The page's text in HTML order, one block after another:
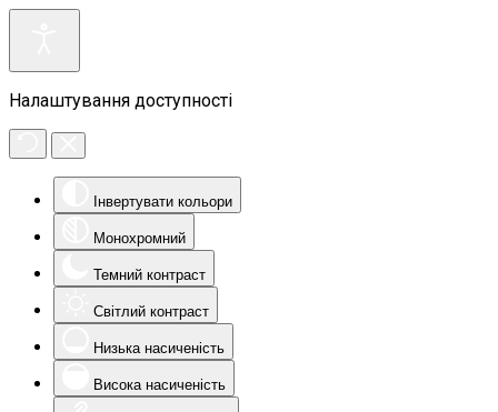
Налаштування доступності
Інвертувати кольори
Монохромний
Темний контраст
Світлий контраст
Низька насиченість
Висока насиченість